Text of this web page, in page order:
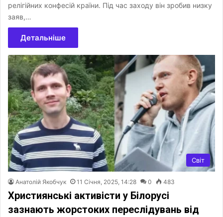
релігійних конфесій країни. Під час заходу він зробив низку
заяв,…
Детальніше
Світ
Анатолій Якобчук 11 Січня, 2025, 14:28 0 483
Християнські активісти у Білорусі
зазнають жорстоких переслідувань від